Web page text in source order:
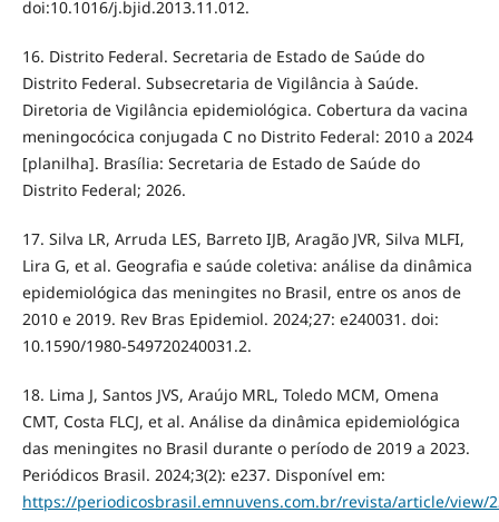
doi:10.1016/j.bjid.2013.11.012.
16. Distrito Federal. Secretaria de Estado de Saúde do
Distrito Federal. Subsecretaria de Vigilância à Saúde.
Diretoria de Vigilância epidemiológica. Cobertura da vacina
meningocócica conjugada C no Distrito Federal: 2010 a 2024
[planilha]. Brasília: Secretaria de Estado de Saúde do
Distrito Federal; 2026.
17. Silva LR, Arruda LES, Barreto IJB, Aragão JVR, Silva MLFI,
Lira G, et al. Geografia e saúde coletiva: análise da dinâmica
epidemiológica das meningites no Brasil, entre os anos de
2010 e 2019. Rev Bras Epidemiol. 2024;27: e240031. doi:
10.1590/1980-549720240031.2.
18. Lima J, Santos JVS, Araújo MRL, Toledo MCM, Omena
CMT, Costa FLCJ, et al. Análise da dinâmica epidemiológica
das meningites no Brasil durante o período de 2019 a 2023.
Periódicos Brasil. 2024;3(2): e237. Disponível em:
https://periodicosbrasil.emnuvens.com.br/revista/article/view/